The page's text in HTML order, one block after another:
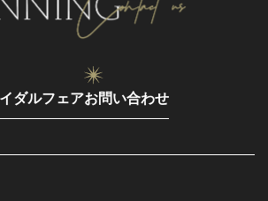
ダルフェアお問い合わせ